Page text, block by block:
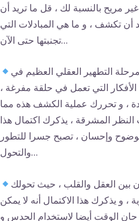
مريح بالنسبة لك ، قل ما تريد أن
أن تكشف ، و ما هي المبادلات التي
تجنبتها حتى الآن…
التطهير العقلي العظيم في
الأفكار التي تعمل في حلقة مفرغة ،
، و تحررك عملية الكشف هذه مما
المشرقة ، يذكرك اكتمال هذا
بوضوح وإحسان ، تصبح جسرا للتطور
والتحول…
بين العقل والقلب ، حيث تحولك
، و يذكرك هذا الاكتمال أنه لا يمكن
الوقت أيضا لاستخدام الحدس و